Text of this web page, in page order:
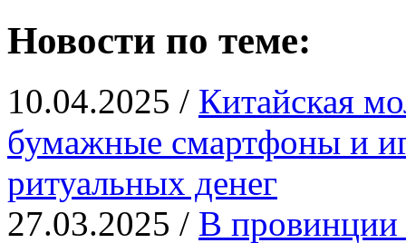
Новости по теме:
10.04.2025 / Китайская
бумажные смартфоны и
ритуальных денег
27.03.2025 / В провинции